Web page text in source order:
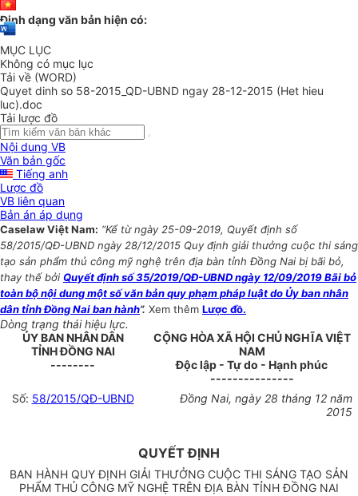
Định dạng văn bản hiện có:
MỤC LỤC
Không có mục lục
Tải về (WORD)
Quyet dinh so 58-2015_QD-UBND ngay 28-12-2015 (Het hieu
luc).doc
Tải lược đồ
Nội dung VB
Văn bản gốc
Tiếng anh
Lược đồ
VB liên quan
Bản án áp dụng
Caselaw Việt Nam: “Kể từ ngày 25-09-2019, Quyết định số
58/2015/QĐ-UBND ngày 28/12/2015 Quy định giải thưởng cuộc thi sáng
tạo sản phẩm thủ công mỹ nghệ trên địa bàn tỉnh Đồng Nai bị bãi bỏ,
thay thế bởi Quyết định số 35/2019/QĐ-UBND ngày 12/09/2019 Bãi bỏ
toàn bộ nội dung một số văn bản quy phạm pháp luật do Ủy ban nhân
dân tỉnh Đồng Nai ban hành”. Xem thêm Lược đồ.
Dòng trạng thái hiệu lực.
ỦY BAN NHÂN DÂN
TỈNH ĐỒNG NAI
--------
CỘNG HÒA XÃ HỘI CHỦ NGHĨA VIỆT
NAM
Độc lập - Tự do - Hạnh phúc
---------------
Số: 58/2015/QĐ-UBND
Đồng Nai, ngày 28 tháng 12 năm
2015
QUYẾT ĐỊNH
BAN HÀNH QUY ĐỊNH GIẢI THƯỞNG CUỘC THI SÁNG TẠO SẢN
PHẨM THỦ CÔNG MỸ NGHỆ TRÊN ĐỊA BÀN TỈNH ĐỒNG NAI